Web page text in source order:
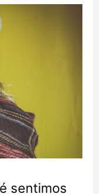
sentimos